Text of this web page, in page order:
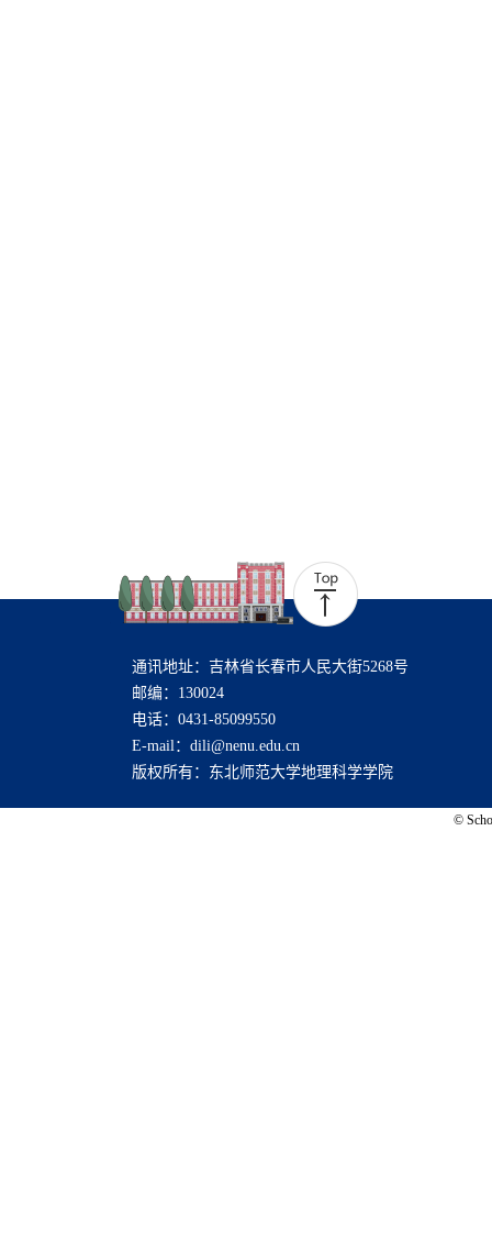
通讯地址：吉林省长春市人民大街5268号
邮编：130024
电话：0431-85099550
E-mail：dili@nenu.edu.cn
版权所有：东北师范大学地理科学学院
©